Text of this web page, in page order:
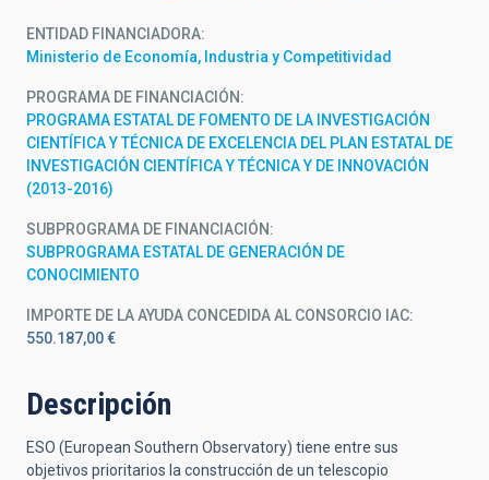
ENTIDAD FINANCIADORA
Ministerio de Economía, Industria y Competitividad
PROGRAMA DE FINANCIACIÓN
PROGRAMA ESTATAL DE FOMENTO DE LA INVESTIGACIÓN
CIENTÍFICA Y TÉCNICA DE EXCELENCIA DEL PLAN ESTATAL DE
INVESTIGACIÓN CIENTÍFICA Y TÉCNICA Y DE INNOVACIÓN
(2013-2016)
SUBPROGRAMA DE FINANCIACIÓN
SUBPROGRAMA ESTATAL DE GENERACIÓN DE
CONOCIMIENTO
IMPORTE DE LA AYUDA CONCEDIDA AL CONSORCIO IAC
550.187,00 €
Descripción
ESO (European Southern Observatory) tiene entre sus
objetivos prioritarios la construcción de un telescopio